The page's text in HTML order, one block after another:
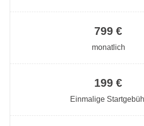
199 €
Einmalige
799 €
monatlich